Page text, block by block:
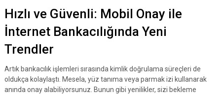
Hızlı ve Güvenli: Mobil Onay ile
İnternet Bankacılığında Yeni
Trendler
Artık bankacılık işlemleri sırasında kimlik doğrulama süreçleri de
oldukça kolaylaştı. Mesela, yüz tanıma veya parmak izi kullanarak
anında onay alabiliyorsunuz. Bunun gibi yenilikler, sizi bekleme